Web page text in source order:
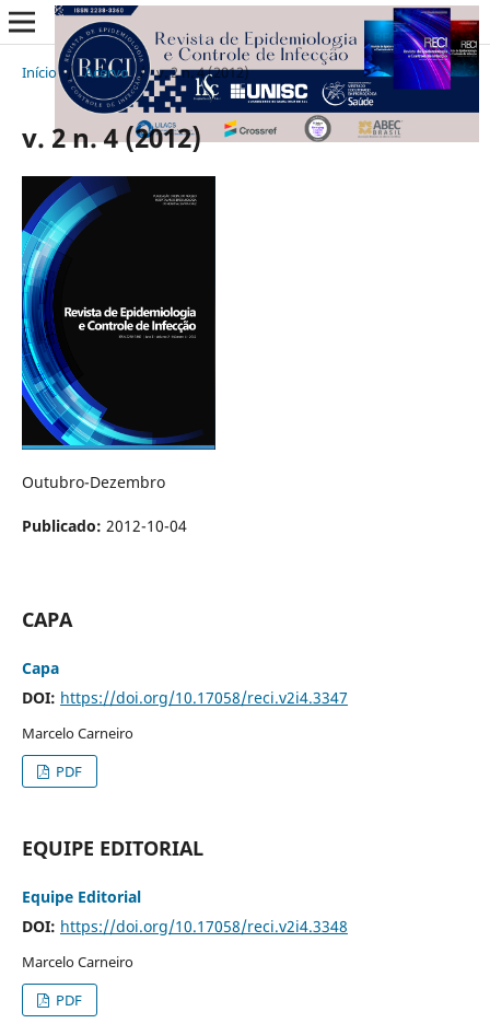
Início / Acervo / v. 2 n. 4 (2012)
v. 2 n. 4 (2012)
Outubro-Dezembro
Publicado: 2012-10-04
CAPA
Capa
DOI: https://doi.org/10.17058/reci.v2i4.3347
Marcelo Carneiro
PDF
EQUIPE EDITORIAL
Equipe Editorial
DOI: https://doi.org/10.17058/reci.v2i4.3348
Marcelo Carneiro
PDF